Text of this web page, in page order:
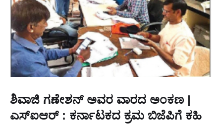
ಶಿವಾಜಿ ಗಣೇಶನ್‌ ಅವರ ವಾರದ ಅಂಕಣ |
ಎಸ್‌ಐಆರ್ : ಕರ್ನಾಟಕದ ಕ್ರಮ ಬಿಜೆಪಿಗೆ ಕಹಿ